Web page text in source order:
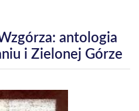
antologia
i Zielonej Górze